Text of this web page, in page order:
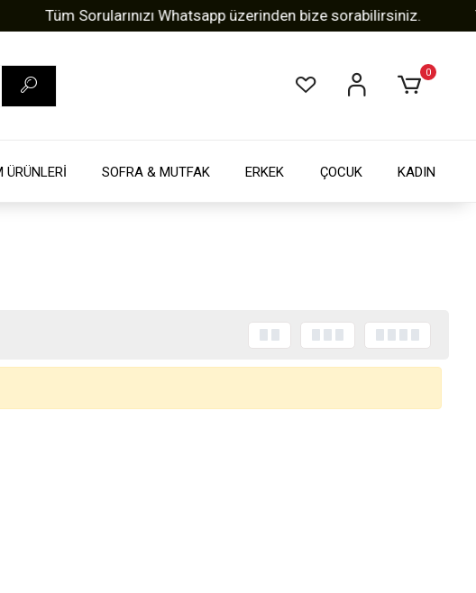
Tüm Sorularınızı Whatsapp üzerinden bize sorabilirsiniz.
0
ÜRÜNLERİ SOFRA & MUTFAK ERKEK ÇOCUK KADIN